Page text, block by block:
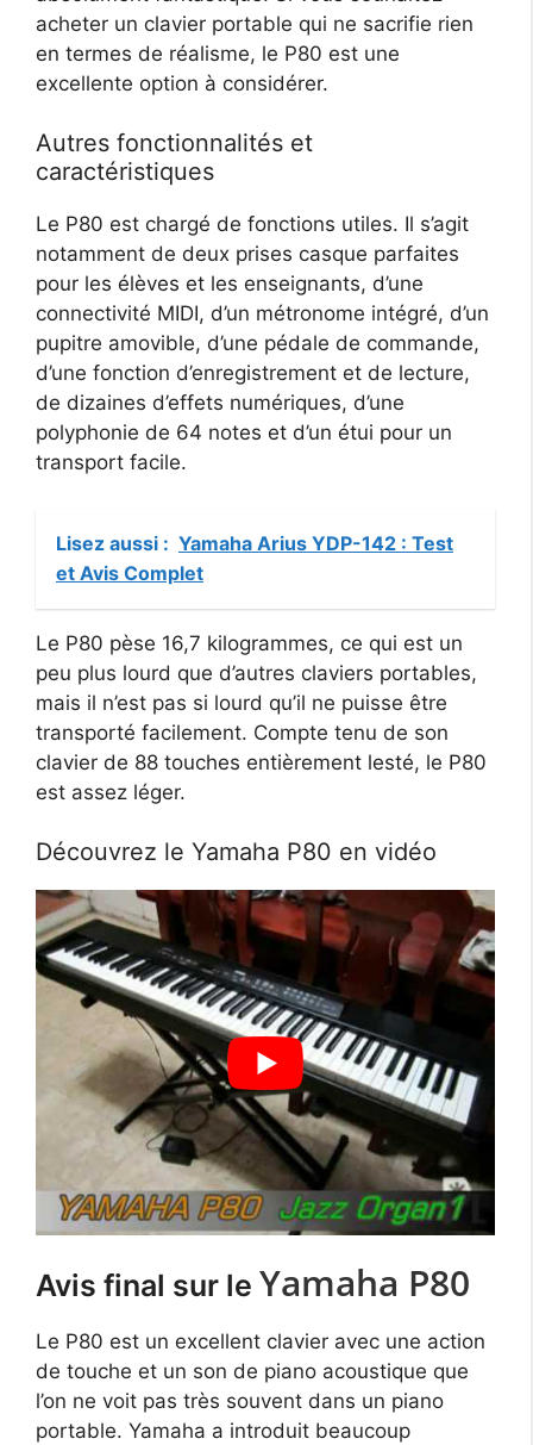
acheter un clavier portable qui ne sacrifie rien
en termes de réalisme, le P80 est une
excellente option à considérer.
Autres fonctionnalités et
caractéristiques
Le P80 est chargé de fonctions utiles. Il s’agit
notamment de deux prises casque parfaites
pour les élèves et les enseignants, d’une
connectivité MIDI, d’un métronome intégré, d’un
pupitre amovible, d’une pédale de commande,
d’une fonction d’enregistrement et de lecture,
de dizaines d’effets numériques, d’une
polyphonie de 64 notes et d’un étui pour un
transport facile.
Lisez aussi : Yamaha Arius YDP-142 : Test
et Avis Complet
Le P80 pèse 16,7 kilogrammes, ce qui est un
peu plus lourd que d’autres claviers portables,
mais il n’est pas si lourd qu’il ne puisse être
transporté facilement. Compte tenu de son
clavier de 88 touches entièrement lesté, le P80
est assez léger.
Découvrez le Yamaha P80 en vidéo
Avis final sur le Yamaha P80
Le P80 est un excellent clavier avec une action
de touche et un son de piano acoustique que
l’on ne voit pas très souvent dans un piano
portable. Yamaha a introduit beaucoup